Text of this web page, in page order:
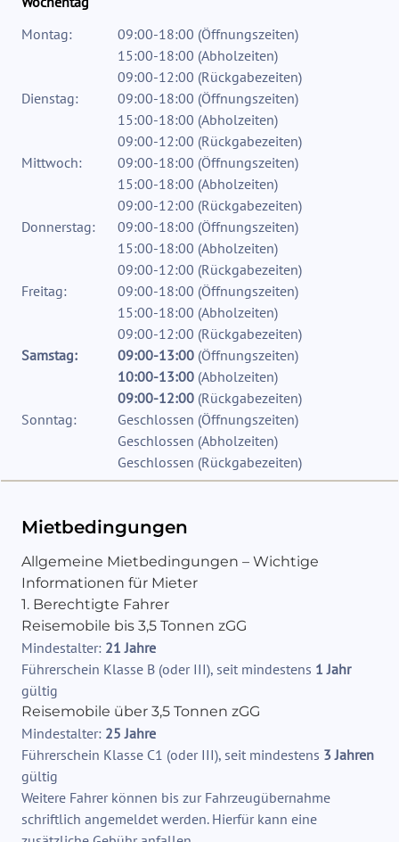
Montag:
09:00-18:00 (Öffnungszeiten)
15:00-18:00 (Abholzeiten)
09:00-12:00 (Rückgabezeiten)
Dienstag:
09:00-18:00 (Öffnungszeiten)
15:00-18:00 (Abholzeiten)
09:00-12:00 (Rückgabezeiten)
Mittwoch:
09:00-18:00 (Öffnungszeiten)
15:00-18:00 (Abholzeiten)
09:00-12:00 (Rückgabezeiten)
Donnerstag:
09:00-18:00 (Öffnungszeiten)
15:00-18:00 (Abholzeiten)
09:00-12:00 (Rückgabezeiten)
Freitag:
09:00-18:00 (Öffnungszeiten)
15:00-18:00 (Abholzeiten)
09:00-12:00 (Rückgabezeiten)
Samstag:
09:00-13:00(Öffnungszeiten)
10:00-13:00(Abholzeiten)
09:00-12:00(Rückgabezeiten)
Sonntag:
Geschlossen (Öffnungszeiten)
Geschlossen (Abholzeiten)
Geschlossen (Rückgabezeiten)
Mietbedingungen
Allgemeine Mietbedingungen – Wichtige
Informationen für Mieter
1. Berechtigte Fahrer
Reisemobile bis 3,5 Tonnen zGG
Mindestalter: 21 Jahre
Führerschein Klasse B (oder III), seit mindestens 1 Jahr
gültig
Reisemobile über 3,5 Tonnen zGG
Mindestalter: 25 Jahre
Führerschein Klasse C1 (oder III), seit mindestens 3 Jahren
gültig
Weitere Fahrer können bis zur Fahrzeugübernahme
schriftlich angemeldet werden. Hierfür kann eine